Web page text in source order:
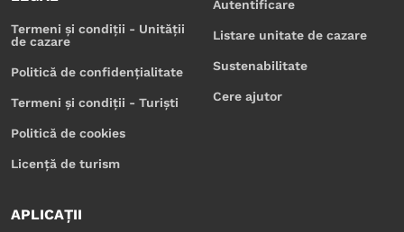
Termeni și condiții - Unității
de cazare
Politică de confidențialitate
Termeni și condiții - Turiști
Politică de cookies
Licență de turism
Autentificare
Listare unitate de cazare
Sustenabilitate
Cere ajutor
APLICAȚII